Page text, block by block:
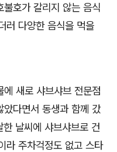
호가 갈리지 않는 음식
러 다양한 음식을 먹을
새로 샤브샤브 전문점
다면서 동생과 함께 갔
날씨에 샤브샤브로 건
라 주차걱정도 없고 스타